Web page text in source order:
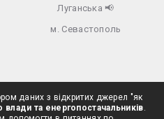
Луганська 📢
м. Севастополь
даних з відкритих джерел "як
та енергопостачальників.